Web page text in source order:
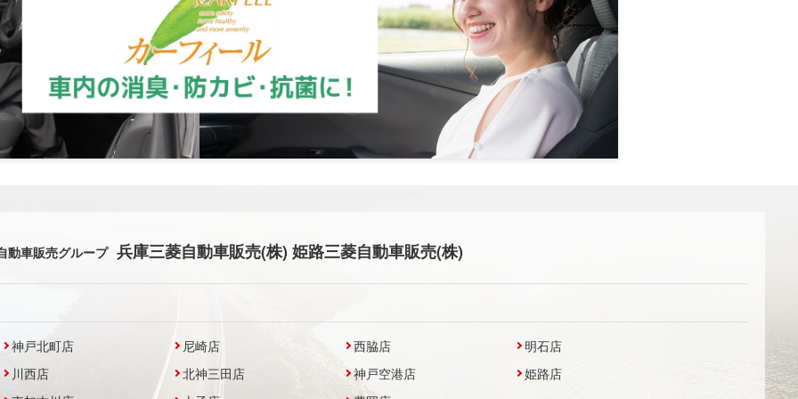
動車販売グループ 兵庫三菱自動車販売(株) 姫路三菱自動車販売(株)
神戸北町店 尼崎店 西脇店
明石店
川西店
北神三田店 神戸空港店
姫路店